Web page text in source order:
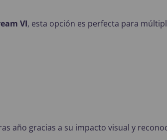
VI, esta opción es perfecta para
año gracias a su impacto visual y